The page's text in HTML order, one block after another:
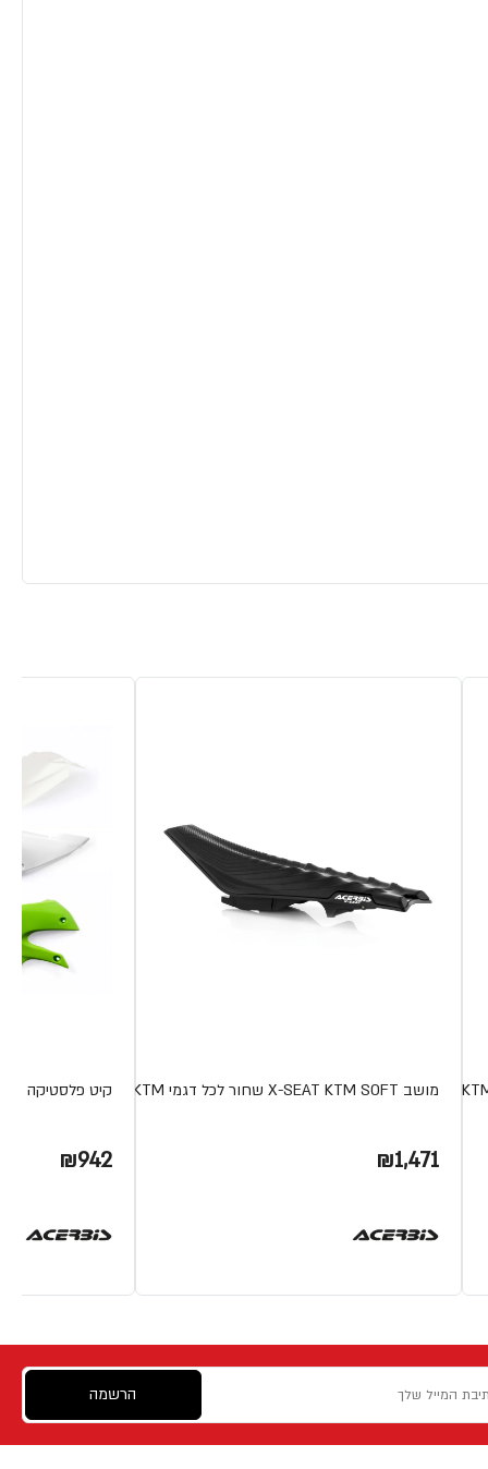
מושב X-SEAT KTM SOFT שחור לכל דגמי KTM
₪1,471
קיט פלסטיקה KAWASAKI KX 65 ירוק לבן
₪942
הרשמה